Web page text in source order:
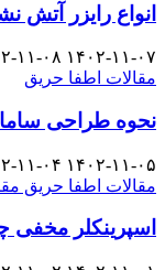
انواع رایزر آتش
۱۴۰۲-۱۱-۰۷ ۱۴۰۲-
مقالات اطفا حریق
نحوه طراحی
۱۴۰۲-۱۱-۰۵ ۱۴۰۲-
مقالات اطفا حریق
اسپرینکلر